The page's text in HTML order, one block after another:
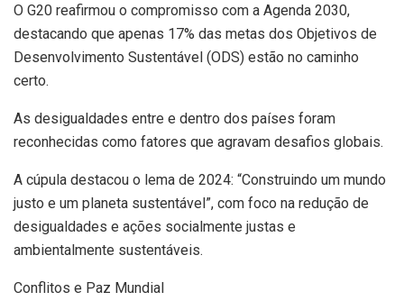
O G20 reafirmou o compromisso com a Agenda 2030,
destacando que apenas 17% das metas dos Objetivos de
Desenvolvimento Sustentável (ODS) estão no caminho
certo.
As desigualdades entre e dentro dos países foram
reconhecidas como fatores que agravam desafios globais.
A cúpula destacou o lema de 2024: “Construindo um mundo
justo e um planeta sustentável”, com foco na redução de
desigualdades e ações socialmente justas e
ambientalmente sustentáveis.
Conflitos e Paz Mundial